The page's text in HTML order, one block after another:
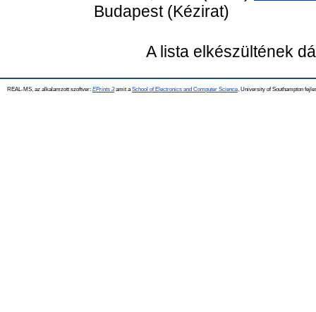
Budapest (Kézirat)
A lista elkészültének
REAL-MS, az alkalamzott szoftver: EPrints 3amit a School of Electronics and Computer Science , University of Southampton